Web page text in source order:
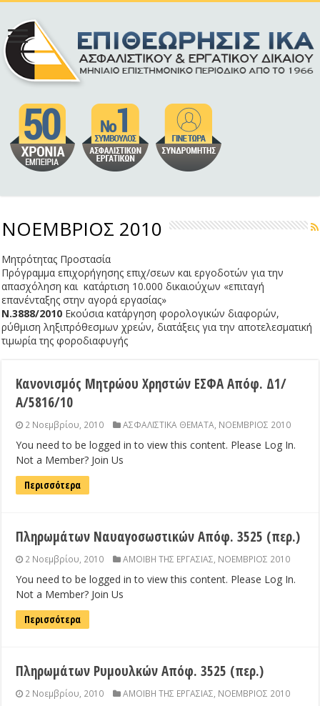
ΝΟΕΜΒΡΙΟΣ 2010
Μητρότητας Προστασία
Πρόγραμμα επιχορήγησης επιχ/σεων και εργοδοτών για την
απασχόληση και κατάρτιση 10.000 δικαιούχων «επιταγή
επανένταξης στην αγορά εργασίας»
Ν.3888/2010 Εκούσια κατάργηση φορολογικών διαφορών,
ρύθμιση ληξιπρόθεσμων χρεών, διατάξεις για την αποτελεσματική
τιμωρία της φοροδιαφυγής
Κανονισμός Μητρώου Χρηστών ΕΣΦΑ Απόφ. Δ1/
Α/5816/10
2 Νοεμβρίου, 2010 ΑΣΦΑΛΙΣΤΙΚΑ ΘΕΜΑΤΑ, ΝΟΕΜΒΡΙΟΣ 2010
You need to be logged in to view this content. Please Log In.
Not a Member? Join Us
Περισσότερα
Πληρωμάτων Ναυαγοσωστικών Απόφ. 3525 (περ.)
2 Νοεμβρίου, 2010 ΑΜΟΙΒΗ ΤΗΣ ΕΡΓΑΣΙΑΣ, ΝΟΕΜΒΡΙΟΣ 2010
You need to be logged in to view this content. Please Log In.
Not a Member? Join Us
Περισσότερα
Πληρωμάτων Ρυμουλκών Απόφ. 3525 (περ.)
2 Νοεμβρίου, 2010 ΑΜΟΙΒΗ ΤΗΣ ΕΡΓΑΣΙΑΣ, ΝΟΕΜΒΡΙΟΣ 2010